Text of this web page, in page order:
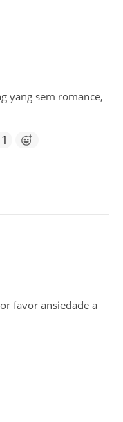
yang sem romance,
1
favor ansiedade a